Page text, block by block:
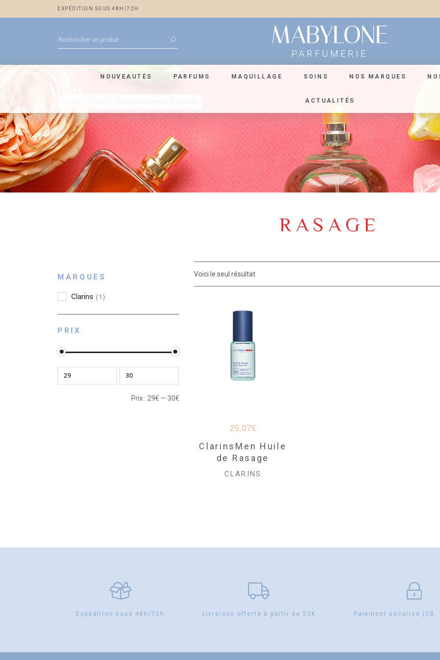
EXPÉDITION SOUS 48H/72H
NOUVEAUTÉS PARFUMS MAQUILLAGE SOINS NOS MARQUES
ACTUALITÉS
RASAGE
Voici le seul résultat
29,07€
ClarinsMen Huile
de Rasage
CLARINS
MARQUES
Clarins 1
PRIX
Prix : 29€ — 30€
Expédition sous 48h/72h Livraison offerte à partir de 55€ Paiement sécurisé (CB,